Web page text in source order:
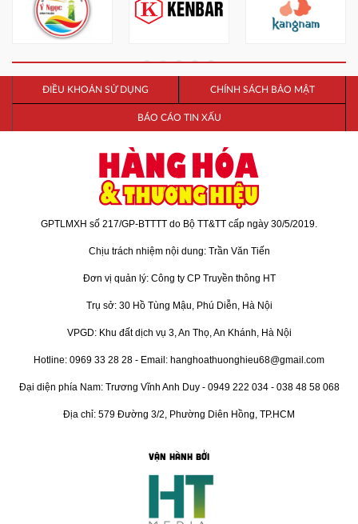
ĐIỀU KHOẢN SỬ DỤNG CHÍNH SÁCH BẢO MẬT
BÁO CÁO TIN XẤU
GPTLMXH số 217/GP-BTTTT do Bộ TT&TT cấp ngày 30/5/2019.
Chịu trách nhiệm nội dung: Trần Văn Tiến
Đơn vị quản lý: Công ty CP Truyền thông HT
Trụ sở: 30 Hồ Tùng Mậu, Phú Diễn, Hà Nội
VPGD: Khu đất dịch vụ 3, An Thọ, An Khánh, Hà Nội
Hotline: 0969 33 28 28 - Email: hanghoathuonghieu68@gmail.com
Đại diện phía Nam: Trương Vĩnh Anh Duy - 0949 222 034 - 038 48 58 068
Địa chỉ: 579 Đường 3/2, Phường Diên Hồng, TP.HCM
VẬN HÀNH BỞI